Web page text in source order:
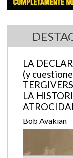
LA
(y
LA
Bob Avakian